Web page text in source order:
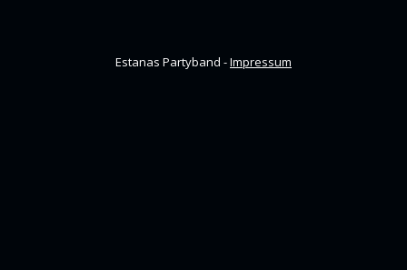
Estanas Partyband -Impressum